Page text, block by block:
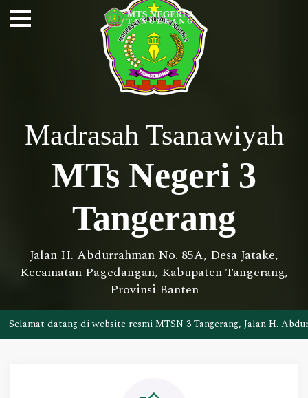
Madrasah Tsanawiyah
MTs Negeri 3
Tangerang
Jalan H. Abdurrahman No. 85A, Desa Jatake,
Kecamatan Pagedangan, Kabupaten Tangerang,
Provinsi Banten
Browse Now!
di website resmi MTSN 3 Tangerang, Jalan H. Abdurrahman